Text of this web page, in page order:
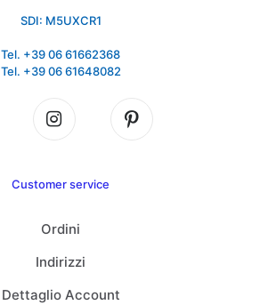
SDI: M5UXCR1
Tel. +39 06 61662368
Tel. +39 06 61648082
Customer service
Ordini
Indirizzi
Dettaglio Account